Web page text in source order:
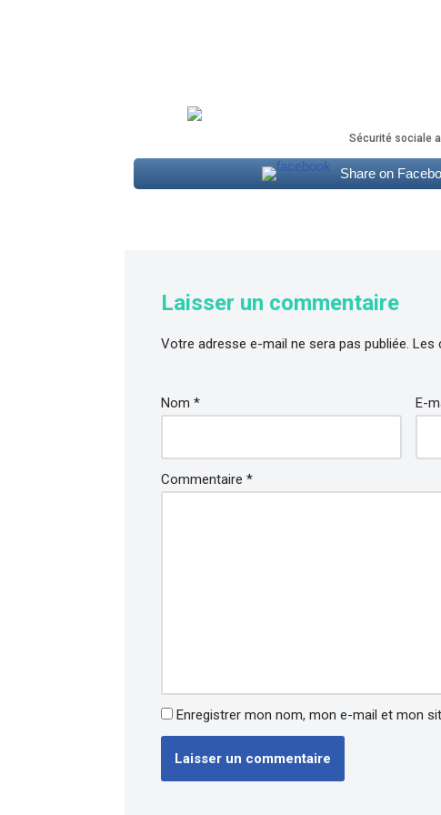
Sécurité sociale
Share on
Laisser un commentaire
Votre adresse e-mail ne sera pas publiée. Les
Nom * E-
Commentaire *
Enregistrer mon nom, mon e-mail et mon